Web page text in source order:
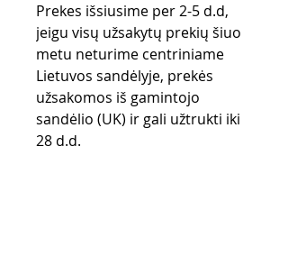
Prekes išsiusime per 2-5 d.d,
jeigu visų užsakytų prekių šiuo
metu neturime centriniame
Lietuvos sandėlyje, prekės
užsakomos iš gamintojo
sandėlio (UK) ir gali užtrukti iki
28 d.d.